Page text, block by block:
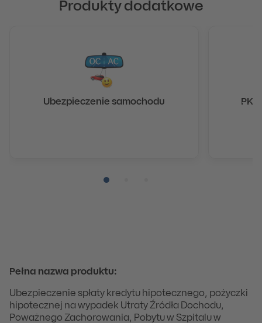
Produkty dodatkowe
Ubezpieczenie samochodu
Pełna nazwa produktu:
Ubezpieczenie spłaty kredytu hipotecznego, pożyczki
hipotecznej na wypadek Utraty Źródła Dochodu,
Poważnego Zachorowania, Pobytu w Szpitalu w